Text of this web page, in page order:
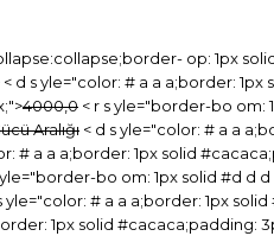
op: 1px
d s yle="color: # a a a;border:
4000,0 < r s yle="border-bo om:
Aralığı < d s yle="color: # a a
# a a a;border: 1px solid
yle="border-bo om: 1px solid #d d
yle="color: # a a a;border: 1px
1px solid #cacaca;padding: